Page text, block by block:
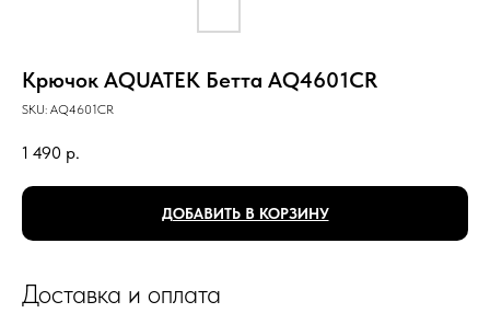
Крючок AQUATEK Бетта AQ4601CR
SKU: AQ4601CR
1 490 р.
ДОБАВИТЬ В КОРЗИНУ
Доставка и оплата